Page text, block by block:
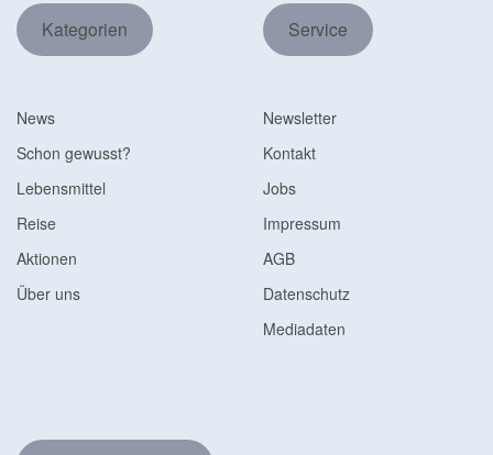
Kategorien
News
Schon gewusst?
Lebensmittel
Reise
Aktionen
Über uns
Service
Newsletter
Kontakt
Jobs
Impressum
AGB
Datenschutz
Mediadaten